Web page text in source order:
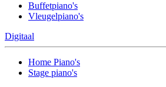
Buffetpiano's
Vleugelpiano's
Digitaal
Home Piano's
Stage piano's